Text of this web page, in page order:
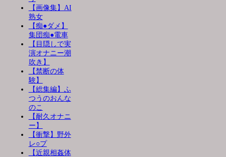
【画像集】AI
熟女
【痴●ダメ】
集団痴●電車
【目隠しで実
演オナニー潮
吹き】
【禁断の体
験】
【総集編】ふ
つうのおんな
のこ
【耐久オナニ
ー】
【衝撃】野外
レ○プ
【近親相姦体